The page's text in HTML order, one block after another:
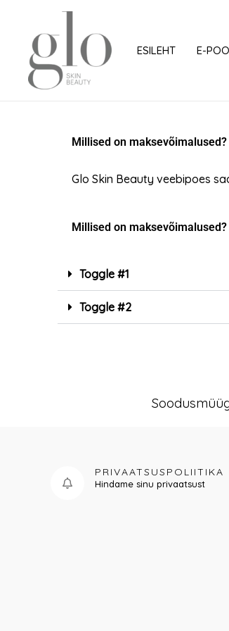
content
ESILEHT E-
Millised on maksevõimalused?
Glo Skin Beauty veebipoes
Millised on maksevõimalused?
Toggle #1
Toggle #2
PRIVAATSUSPOLIITIKA
Hindame sinu privaatsust